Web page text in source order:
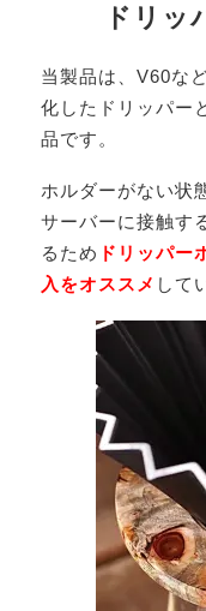
ドリッ
当製品は、V60な
化したドリッパー
品です。
ホルダーがない状
サーバーに接触す
るため ドリッパー
入をオススメ して